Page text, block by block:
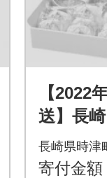
【2022
送】長
(しっぽ
長崎県時津
寄付金額